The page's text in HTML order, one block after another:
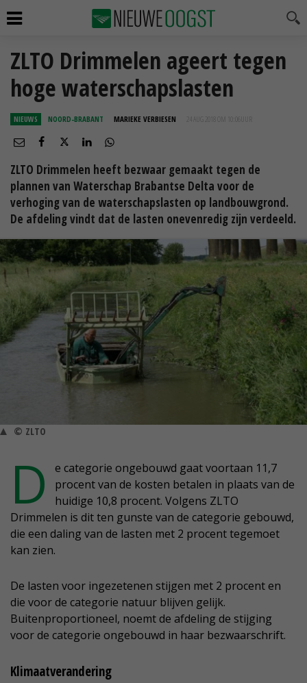
ZLTO Drimmelen ageert tegen
hoge waterschapslasten
NIEUWS NOORD-BRABANT MARIEKE VERBIESEN 24 AUG 2018 OM 10:06
ZLTO Drimmelen heeft bezwaar gemaakt tegen de
plannen van Waterschap Brabantse Delta voor de
verhoging van de waterschapslasten op landbouwgrond.
De afdeling vindt dat de lasten onevenredig zijn verdeeld.
© ZLTO
D
e categorie ongebouwd gaat voortaan 11,7
procent van de kosten betalen in plaats van de
huidige 10,8 procent. Volgens ZLTO
Drimmelen is dit ten gunste van de categorie gebouwd,
die een daling van de lasten met 2 procent tegemoet
kan zien.
De lasten voor ingezetenen stijgen met 2 procent en
die voor de categorie natuur blijven gelijk.
Buitenproportioneel, noemt de afdeling de stijging
voor de categorie ongebouwd in haar bezwaarschrift.
Klimaatverandering